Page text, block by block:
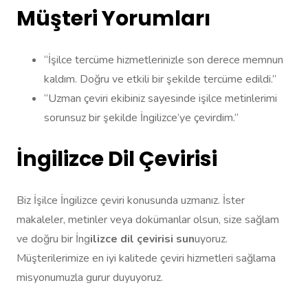
Müşteri Yorumları
“İşilce tercüme hizmetlerinizle son derece memnun
kaldım. Doğru ve etkili bir şekilde tercüme edildi.”
“Uzman çeviri ekibiniz sayesinde işilce metinlerimi
sorunsuz bir şekilde İngilizce’ye çevirdim.”
İngilizce Dil Çevirisi
Biz İşilce İngilizce çeviri konusunda uzmanız. İster
makaleler, metinler veya dokümanlar olsun, size sağlam
ve doğru bir İngilizce dil çevirisi sunuyoruz.
Müşterilerimize en iyi kalitede çeviri hizmetleri sağlama
misyonumuzla gurur duyuyoruz.